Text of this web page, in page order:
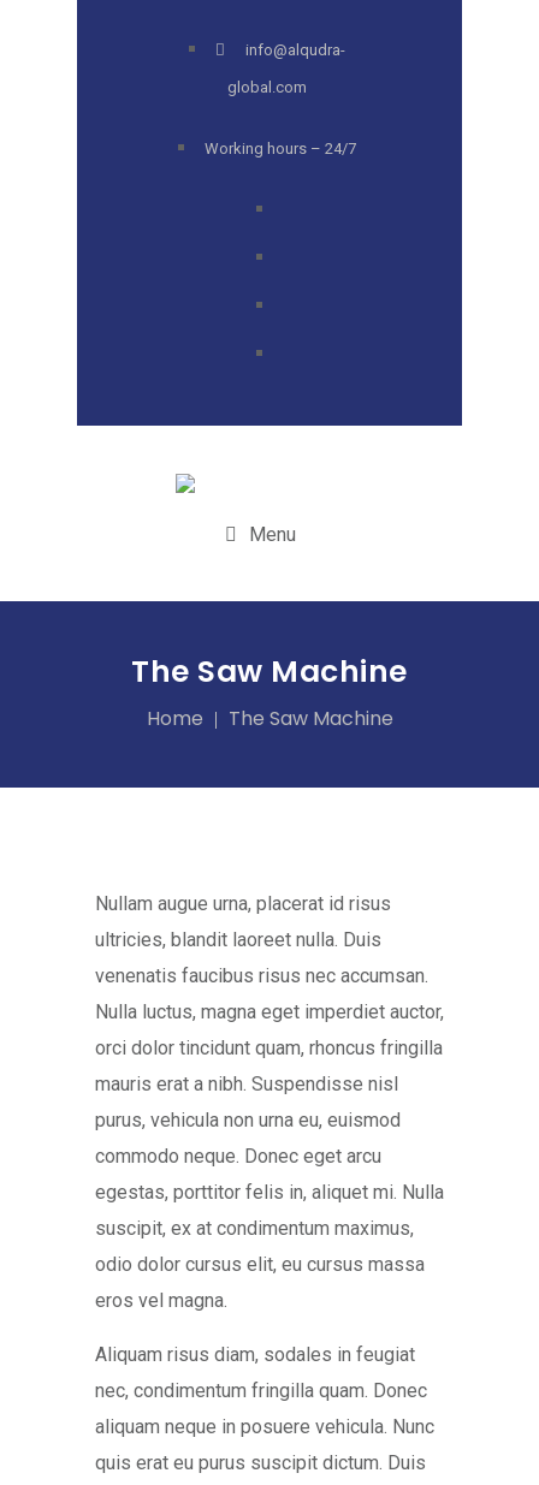
info@alqudra-
global.com
Working hours – 24/7
Menu
The Saw Machine
Home The Saw Machine
Nullam augue urna, placerat id risus
ultricies, blandit laoreet nulla. Duis
venenatis faucibus risus nec accumsan.
Nulla luctus, magna eget imperdiet auctor,
orci dolor tincidunt quam, rhoncus fringilla
mauris erat a nibh. Suspendisse nisl
purus, vehicula non urna eu, euismod
commodo neque. Donec eget arcu
egestas, porttitor felis in, aliquet mi. Nulla
suscipit, ex at condimentum maximus,
odio dolor cursus elit, eu cursus massa
eros vel magna.
Aliquam risus diam, sodales in feugiat
nec, condimentum fringilla quam. Donec
aliquam neque in posuere vehicula. Nunc
quis erat eu purus suscipit dictum. Duis